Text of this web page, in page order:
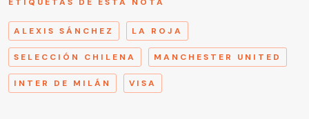
ALEXIS SÁNCHEZ LA ROJA
SELECCIÓN CHILENA MANCHESTER UNITED
INTER DE MILÁN VISA